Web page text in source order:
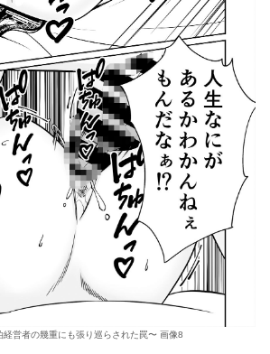
経営者の幾重にも張り巡らされた罠〜 画像8